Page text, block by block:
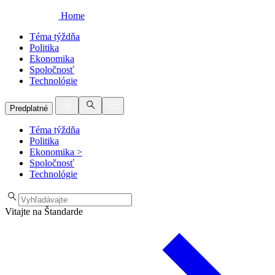
Home
Téma týždňa
Politika
Ekonomika
Spoločnosť
Technológie
Predplatné
Téma týždňa
Politika
Ekonomika >
Spoločnosť
Technológie
Vitajte na Štandarde